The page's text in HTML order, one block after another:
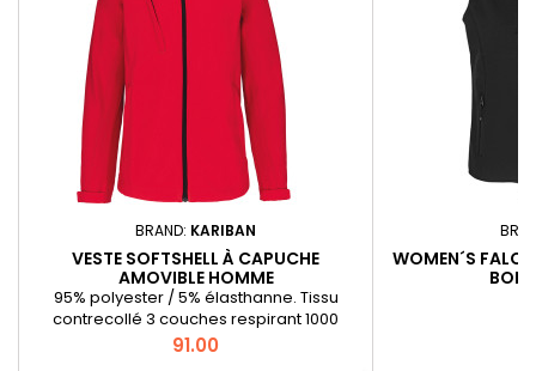
BRAND: KARIBAN
VESTE SOFTSHELL À CAPUCHE
AMOVIBLE HOMME
95% polyester / 5% élasthanne. Tissu
contrecollé 3 couches respirant 1000
g/m²/ 24 h et imperméable 5000 mm.
Price
91.00
WOMEN´S